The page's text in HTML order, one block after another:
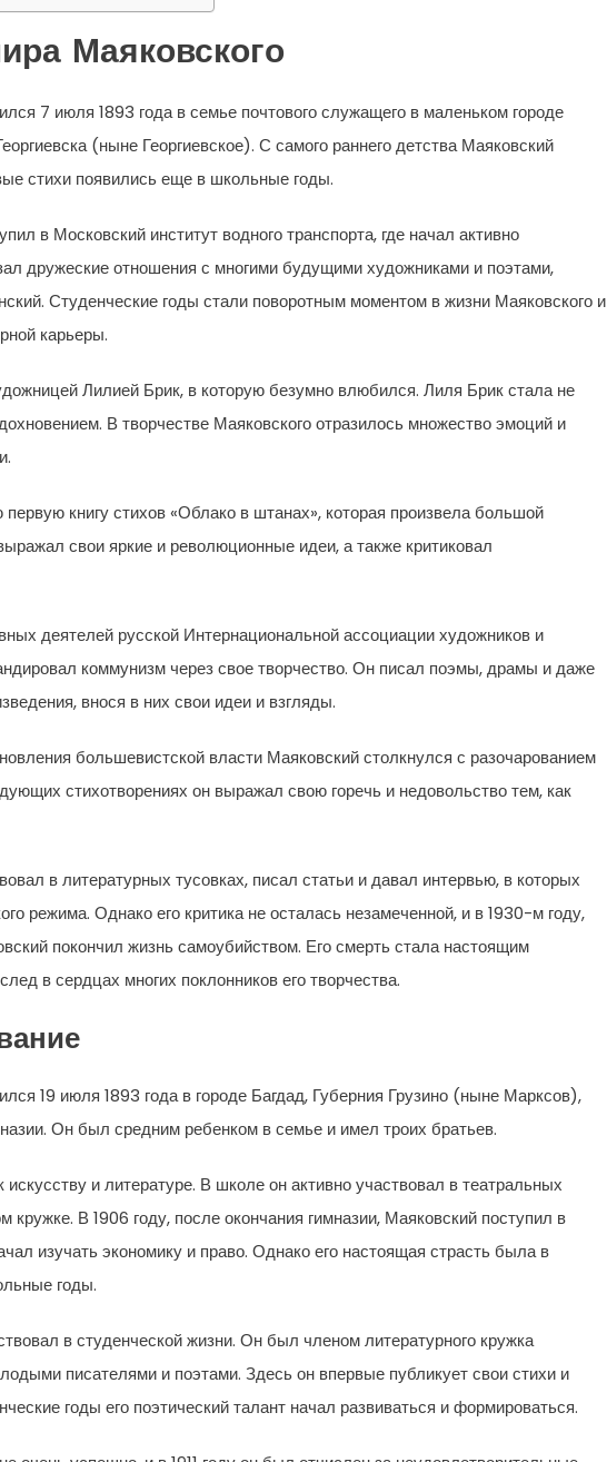
Маяковского
7 июля 1893 года в семье почтового служащего в маленьком городе
(ныне Георгиевское). С самого раннего детства Маяковский
стихи появились еще в школьные годы.
в Московский институт водного транспорта, где начал активно
дружеские отношения с многими будущими художниками и поэтами,
Студенческие годы стали поворотным моментом в жизни Маяковского и
карьеры.
Лилией Брик, в которую безумно влюбился. Лиля Брик стала не
В творчестве Маяковского отразилось множество эмоций и
книгу стихов «Облако в штанах», которая произвела большой
свои яркие и революционные идеи, а также критиковал
деятелей русской Интернациональной ассоциации художников и
коммунизм через свое творчество. Он писал поэмы, драмы и даже
внося в них свои идеи и взгляды.
большевистской власти Маяковский столкнулся с разочарованием
стихотворениях он выражал свою горечь и недовольство тем, как
в литературных тусовках, писал статьи и давал интервью, в которых
режима. Однако его критика не осталась незамеченной, и в 1930-м году,
покончил жизнь самоубийством. Его смерть стала настоящим
в сердцах многих поклонников его творчества.
19 июля 1893 года в городе Багдад, Губерния Грузино (ныне Марксов),
Он был средним ребенком в семье и имел троих братьев.
и литературе. В школе он активно участвовал в театральных
кружке. В 1906 году, после окончания гимназии, Маяковский поступил в
изучать экономику и право. Однако его настоящая страсть была в
годы.
в студенческой жизни. Он был членом литературного кружка
писателями и поэтами. Здесь он впервые публикует свои стихи и
годы его поэтический талант начал развиваться и формироваться.